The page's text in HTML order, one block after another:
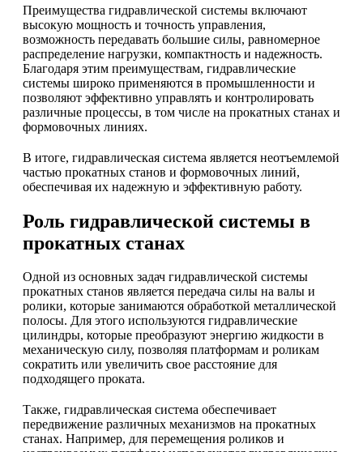
Преимущества гидравлической системы включают
высокую мощность и точность управления,
возможность передавать большие силы, равномерное
распределение нагрузки, компактность и надежность.
Благодаря этим преимуществам, гидравлические
системы широко применяются в промышленности и
позволяют эффективно управлять и контролировать
различные процессы, в том числе на прокатных станах и
формовочных линиях.
В итоге, гидравлическая система является неотъемлемой
частью прокатных станов и формовочных линий,
обеспечивая их надежную и эффективную работу.
Роль гидравлической системы в
прокатных станах
Одной из основных задач гидравлической системы
прокатных станов является передача силы на валы и
ролики, которые занимаются обработкой металлической
полосы. Для этого используются гидравлические
цилиндры, которые преобразуют энергию жидкости в
механическую силу, позволяя платформам и роликам
сократить или увеличить свое расстояние для
подходящего проката.
Также, гидравлическая система обеспечивает
передвижение различных механизмов на прокатных
станах. Например, для перемещения роликов и